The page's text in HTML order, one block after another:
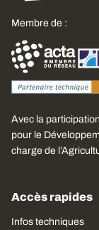
Membre de :
Avec la
pour le
charge de
Accès rapides
Infos techniques